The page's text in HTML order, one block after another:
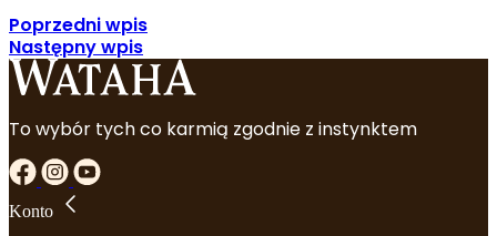
Poprzedni wpis
Następny wpis
To wybór tych co karmią zgodnie z instynktem
Konto